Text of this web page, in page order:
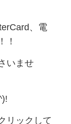
、電
！
いませ
リックして